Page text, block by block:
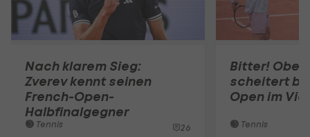
Nach klarem Sieg:
Zverev kennt seinen
French-Open-
Halbfinalgegner
Tennis 26
Bitter!
scheitert
Open im
Tennis